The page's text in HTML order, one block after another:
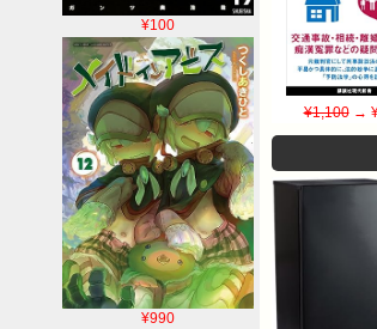
¥100
¥990
¥1,100→